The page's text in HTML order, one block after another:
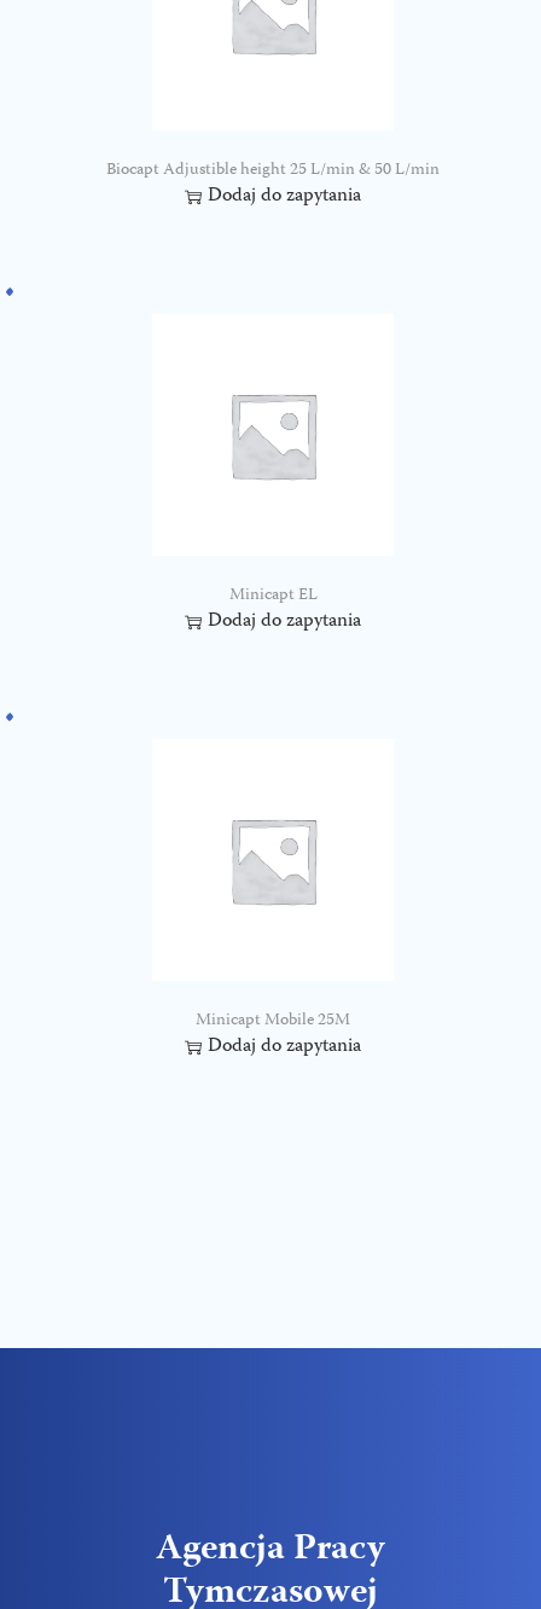
Biocapt Adjustible height 25 L/min & 50 L/min
Dodaj do zapytania
Minicapt EL
Dodaj do zapytania
Minicapt Mobile 25M
Dodaj do zapytania
Agencja Pracy
Tymczasowej